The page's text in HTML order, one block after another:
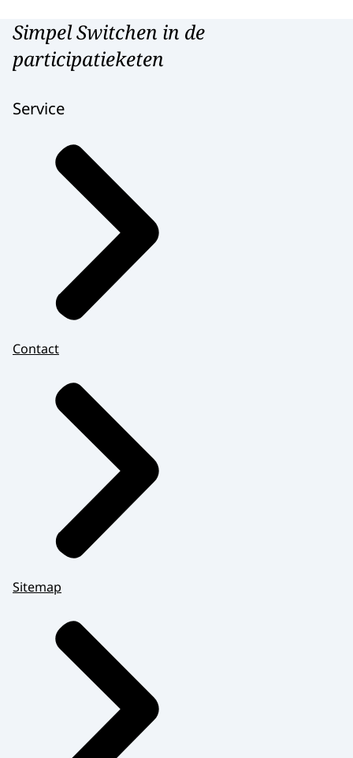
Toen ik hoorde dat ik officieel kon beginnen
bij De Duivelsberg sprong ik bijna een gat in
Die dag was één van de beste momenten
Eindelijk een plek die ik echt leuk vind.
Waar ik echt iets kan betekenen.
En ook leuke mensen kan ontmoeten.
Mijn hoofdtaak is de afwas bijhouden.
Ik ben best wel goed in netjes werken.
Ook de spullen netjes opbergen,
want ik wil niet zeggen dat de mensen dat
niet doen...
de nette mensen ben.
De begeleiding van Jeroen zit hem denk ik
in het vaker herhalen van de taken.
De spoelkeuken is echt zijn plek.
Daarna wilde we hem een beetje uit de
spoelkeuken halen
zodat Jeroen ook een wat breder
Die taken vergen soms wat meer
aansporing.
Dat gaat gelukkig tussen mij en Jeroen heel
erg goed.
En ik vind het zeker leuk,
het zorgt voor nieuwe ervaringen een
beetje...
Simpel Switchen in de
participatieketen
Service
Contact
Sitemap